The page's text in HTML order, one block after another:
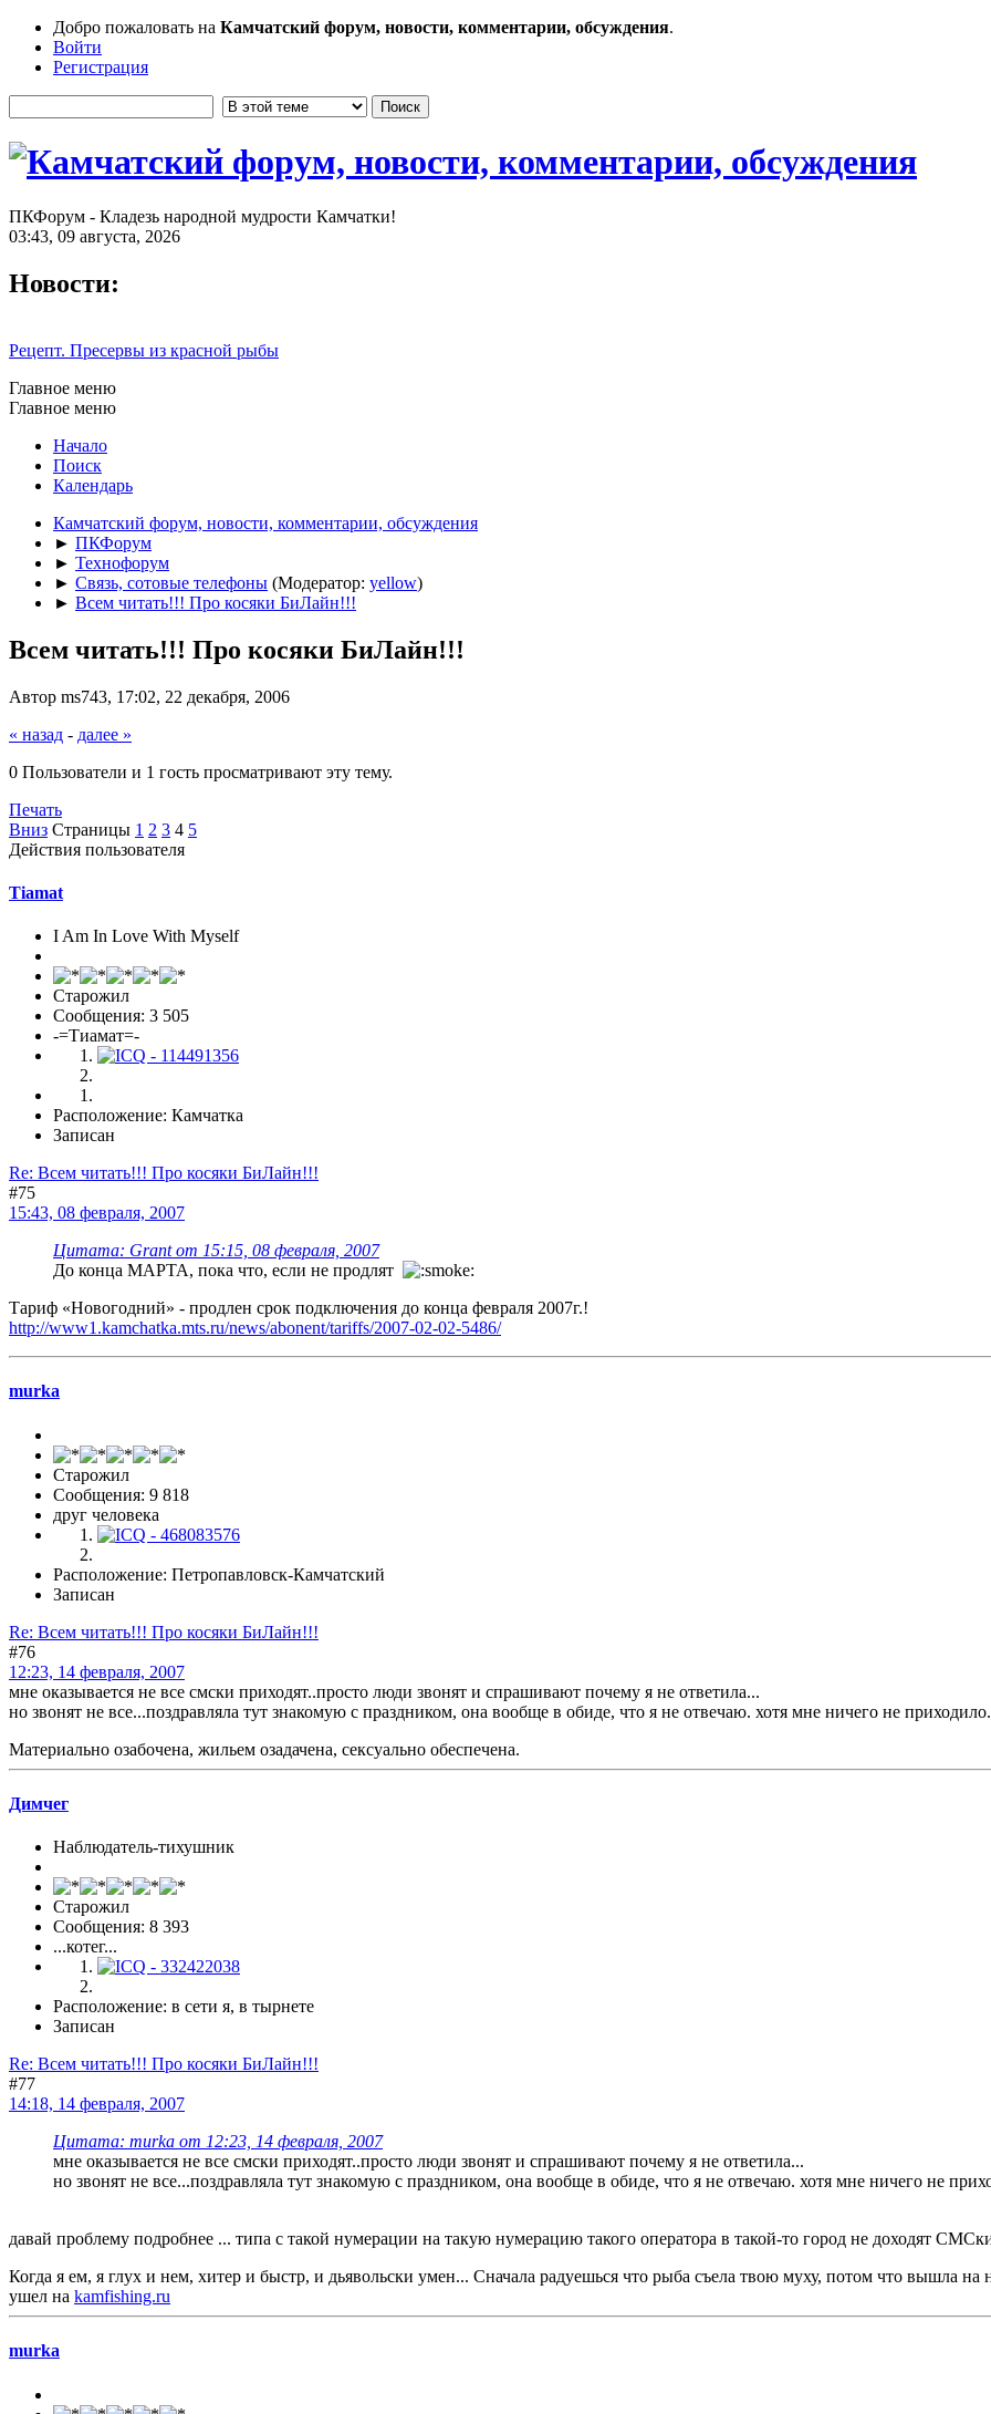
Добро пожаловать на Камчатский форум, новости, комментарии, обсуждения.
Войти
Регистрация
ПКФорум - Кладезь народной мудрости Камчатки!
03:43, 09 августа, 2026
Новости:
Рецепт. Пресервы из красной рыбы
Главное меню
Главное меню
Начало
Поиск
Календарь
Камчатский форум, новости, комментарии, обсуждения
► ПКФорум
► Технофорум
► Связь, сотовые телефоны (Модератор: yellow)
► Всем читать!!! Про косяки БиЛайн!!!
Всем читать!!! Про косяки БиЛайн!!!
Автор ms743, 17:02, 22 декабря, 2006
« назад - далее »
0 Пользователи и 1 гость просматривают эту тему.
Печать
Вниз Страницы 1 2 3 4 5
Действия пользователя
Tiamat
I Am In Love With Myself
Старожил
Сообщения: 3 505
-=Тиамат=-
Расположение: Камчатка
Записан
Re: Всем читать!!! Про косяки БиЛайн!!!
#75
15:43, 08 февраля, 2007
Цитата: Grant от 15:15, 08 февраля, 2007
До конца МАРТА, пока что, если не продлят
Тариф «Новогодний» - продлен срок подключения до конца февраля 2007г.!
http://www1.kamchatka.mts.ru/news/abonent/tariffs/2007-02-02-5486/
murka
Старожил
Сообщения: 9 818
друг человека
Расположение: Петропавловск-Камчатский
Записан
Re: Всем читать!!! Про косяки БиЛайн!!!
#76
12:23, 14 февраля, 2007
мне оказывается не все смски приходят..просто люди звонят и спрашивают почему я не ответила...
но звонят не все...поздравляла тут знакомую с праздником, она вообще в обиде, что я не отвечаю. хотя мне ничего не
Материально озабочена, жильем озадачена, сексуально обеспечена.
Димчег
Наблюдатель-тихушник
Старожил
Сообщения: 8 393
...котег...
Расположение: в сети я, в тырнете
Записан
Re: Всем читать!!! Про косяки БиЛайн!!!
#77
14:18, 14 февраля, 2007
Цитата: murka от 12:23, 14 февраля, 2007
мне оказывается не все смски приходят..просто люди звонят и спрашивают почему я не ответила...
но звонят не все...поздравляла тут знакомую с праздником, она вообще в обиде, что я не отвечаю. хотя мне ничего не
давай проблему подробнее ... типа с такой нумерации на такую нумерацию такого оператора в такой-то город не доходят
Когда я ем, я глух и нем, хитер и быстр, и дьявольски умен... Сначала радуешься что рыба съела твою муху, потом что вышла
ушел на kamfishing.ru
murka